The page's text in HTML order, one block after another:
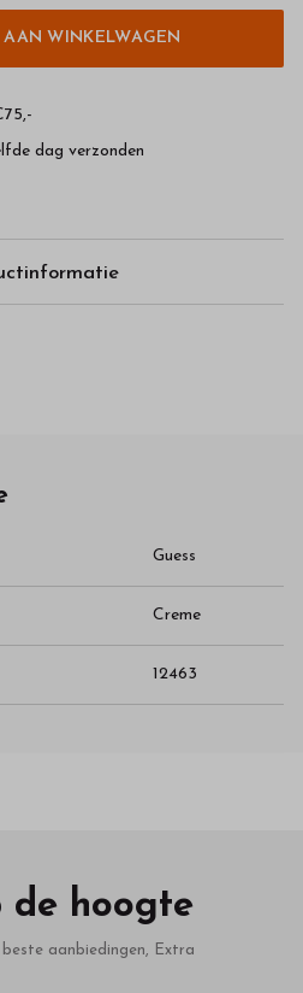
WINKELWAGEN
dag verzonden
Guess
Creme
12463
de hoogte
aanbiedingen, Extra